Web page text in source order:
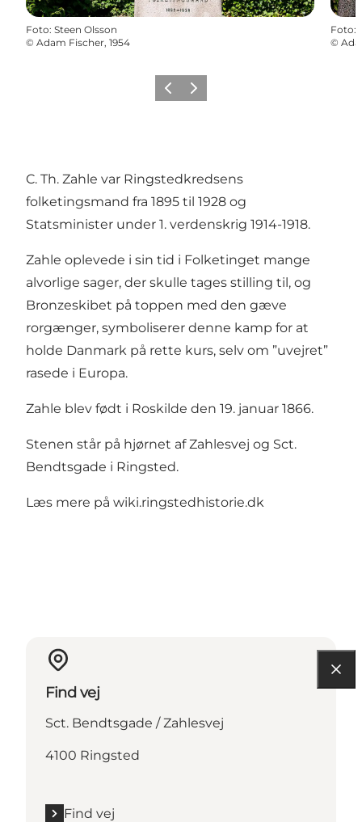
Foto: Steen Olsson
© Adam Fischer, 1954
Foto:
©
ForrigeNæste
C. Th. Zahle var Ringstedkredsens
folketingsmand fra 1895 til 1928 og
Statsminister under 1. verdenskrig 1914-1918.
Zahle oplevede i sin tid i Folketinget mange
alvorlige sager, der skulle tages stilling til, og
Bronzeskibet på toppen med den gæve
rorgænger, symboliserer denne kamp for at
holde Danmark på rette kurs, selv om ”uvejret”
rasede i Europa.
Zahle blev født i Roskilde den 19. januar 1866.
Stenen står på hjørnet af Zahlesvej og Sct.
Bendtsgade i Ringsted.
Læs mere på wiki.ringstedhistorie.dk
Find vej
Sct. Bendtsgade / Zahlesvej
4100 Ringsted
Find vej